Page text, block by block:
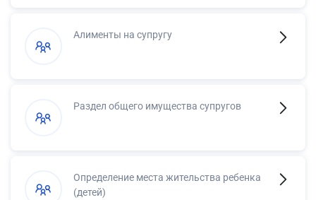
Алименты на супругу
Раздел общего имущества супругов
Определение места жительства ребенка
(детей)